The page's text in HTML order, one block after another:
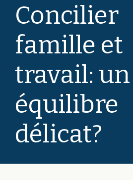
Concilier
famille et
travail: un
équilibre
délicat?